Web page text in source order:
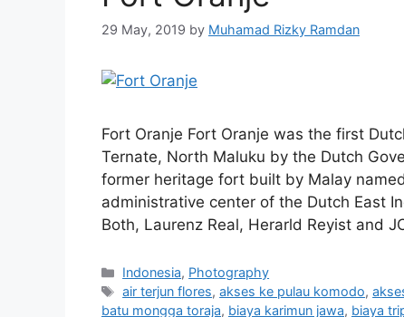
29 May, 2019 by Muhamad Rizky Ramdan
Fort Oranje Fort Oranje was the first
Ternate, North Maluku by the Dutch
former heritage fort built by Malay
administrative center of the Dutch East
Both, Laurenz Real, Herarld Reyist and
Indonesia, Photography
air terjun flores,akses ke pulau komodo,
batu mongga toraja, biaya karimun jawa, biaya